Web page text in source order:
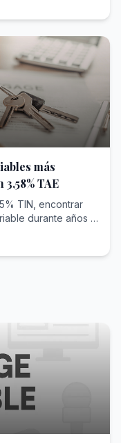
más
TAE
el tramo variable más que el fijo. La segunda variante de Ibercaja alarga el tipo fijo hasta diez años, el tramo más largo de todas las mixtas, con un 2,10% TIN. A cambio de esa década a precio conocido, su TAE se queda en el 3,45% a 25 años , por debajo de la versión a cinco años de la propia entidad. Después de esos diez años, la cuota pasa al euríbor más un diferencial del 0,60% . Pide el mismo cuadro de vinculaciones que el resto de hipotecas de Ibercaja, y es la alternativa para quien quiere aplazar lo máximo posible la exposición al índice sin renunciar a un tipo de salida contenido. En las variables la cuota se mueve con el euríbor desde el principio, salvo un primer tramo con tipo fijo de arranque. Kutxabank ( 3,67% TAE ), Banco Sabadell ( 3,98% TAE ), COINC ( 3,29% TAE ), Bankinter ( 3,66% TAE ) y Unicaja ( 4,20% TAE ) son las cinco que cierran esta comparativa, y aquí el dato que más pesa a largo plazo es el diferencial que se suma al índice. Kutxabank baja el diferencial al mínimo del grupo para el largo plazo: euríbor más 0,49%, una vez pasado el primer año a un 1,96% TIN. Es el dato que más cuenta en una hipoteca que vas a pagar durante décadas, y se refleja en una TAE del 3,67% a 30 años . Ese diferencial bonificado pide domiciliar una nómina desde 3.000 euros , aportar a un plan de pensiones o EPSV y contratar su seguro de hogar; si dejas de cumplir alguna condición, el diferencial sube a partir del segundo año. Encaja con quien puede sostener esa vinculación de forma estable. Banco Sabadell ofrece el arranque más suave: un 1,50% TIN durante los doce primeros meses, el tipo de salida más bajo de las variables. Después, la cuota pasa al euríbor más un diferencial del 0,50%, con una TAE del 3,98% a 30 años . Ese primer año barato alivia el inicio, cuando más aprietan la mudanza y los gastos de entrada. Como en el resto de su gama, no cobra comisión de apertura y bonifica el tipo por tramos según los productos que sumes, sin exigir el paquete completo de golpe. COINC, la marca digital de Bankinter, es la variable con la TAE más baja de esta comparativa, un 3,29% , y la que menos te ata: sin comisiones y sin vinculación obligatoria. Parte de un 2,30% TIN el primer año y después aplica euríbor más 0,50%. Si quieres, puedes rebajar el diferencial en 0,40 puntos abriendo una cuenta , pero es opcional, no una condición para contratar. Es la elección para quien prioriza no atarse a nóminas ni seguros y prefiere gestionar todo online. Bankinter alarga el tramo inicial a precio fijo hasta 36 meses, tres años con un 2,30% TIN antes de que entre el euríbor más un diferencial del 0,50%. Es el arranque protegido más largo de las variables, y su TAE queda en el 3,66% a 30 años . Su tipo se bonifica con la cuenta nómina, un seguro de vida y un seguro multirriesgo de hogar ; si dejas de cumplir alguna de esas vinculaciones, el tipo sube de forma automática. Interesa a quien quiere tres años de cuota estable antes de exponerse al índice. Unicaja reserva su variable para nóminas a partir de 2.000 euros al mes, un umbral de entrada más asequible que el de otras entidades del grupo. Ofrece un 1,90% TIN el primer año y después euríbor má